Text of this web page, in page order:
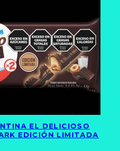
EL DELICIOSO
EDICIÓN LIMITADA